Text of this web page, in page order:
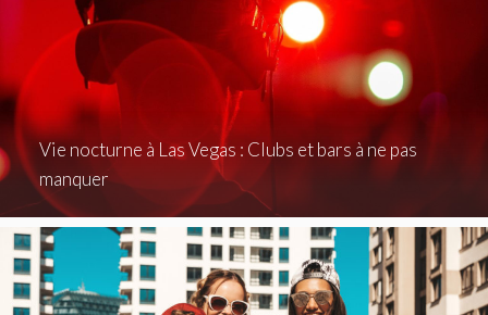
Vie nocturne à Las Vegas : Clubs et bars à ne pas
manquer